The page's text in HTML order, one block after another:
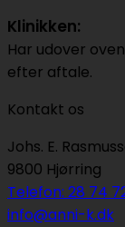
Klinikken:
Har udover
efter aftale.
Kontakt os
Johs. E.
9800 Hjørring
Telefon: 28 74
info@anni-k.dk